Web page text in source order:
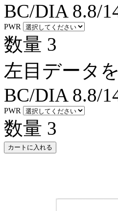
BC/DIA 8.8/
PWR
数量 3
左目データ
BC/DIA 8.8/
PWR
数量 3
カートに入れる